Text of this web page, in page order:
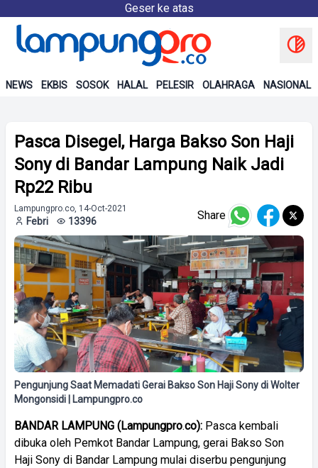
Geser ke atas
NEWS EKBIS SOSOK HALAL PELESIR OLAHRAGA NASIONAL
Pasca Disegel, Harga Bakso Son Haji
Sony di Bandar Lampung Naik Jadi
Rp22 Ribu
Lampungpro.co, 14-Oct-2021
Febri 13396 Share
Pengunjung Saat Memadati Gerai Bakso Son Haji Sony di Wolter
Mongonsidi | Lampungpro.co
BANDAR LAMPUNG (Lampungpro.co): Pasca kembali
dibuka oleh Pemkot Bandar Lampung, gerai Bakso Son
Haji Sony di Bandar Lampung mulai diserbu pengunjung